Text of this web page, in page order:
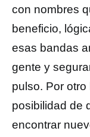
con nombres
beneficio,
esas bandas
gente y
pulso. Por
posibilidad de
encontrar